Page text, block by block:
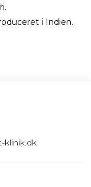
i Indien.
klinik.dk